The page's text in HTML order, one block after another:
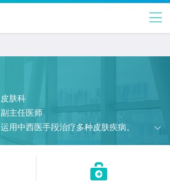
皮肤科
副主任医师
运用中西医手段治疗多种皮肤疾病。
